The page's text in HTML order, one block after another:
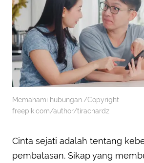
Memahami hubungan./Copyright
freepik.com/author/tirachardz
Cinta sejati adalah tentang
pembatasan. Sikap yang